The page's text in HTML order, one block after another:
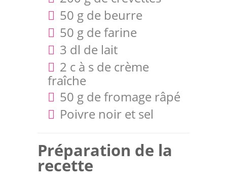
50 g de beurre
50 g de farine
3 dl de lait
2 c à s de crème
fraîche
50 g de fromage râpé
Poivre noir et sel
Préparation de la
recette